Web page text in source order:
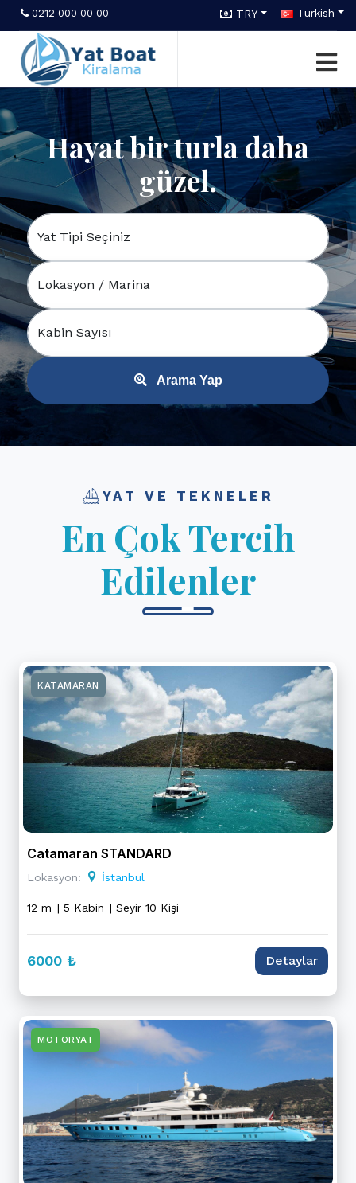
0212 000 00 00 Turkish
TRY
Hayat bir turla daha
güzel.
Arama Yap
YAT VE TEKNELER
En Çok Tercih
Edilenler
KATAMARAN
Catamaran STANDARD
Lokasyon: İstanbul
12 m | 5 Kabin | Seyir 10 Kişi
6000 ₺ Detaylar
MOTORYAT